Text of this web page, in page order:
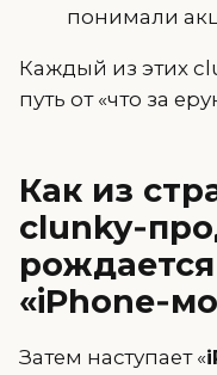
понимали
Каждый из этих
путь от «что за
Как из
Затем наступает «